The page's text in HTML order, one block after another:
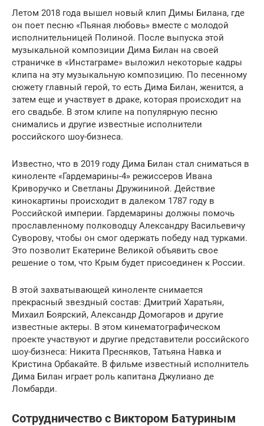
Летом 2018 года вышел новый клип Димы Билана, где
он поет песню «Пьяная любовь» вместе с молодой
исполнительницей Полиной. После выпуска этой
музыкальной композиции Дима Билан на своей
страничке в «Инстаграме» выложил некоторые кадры
клипа на эту музыкальную композицию. По песенному
сюжету главный герой, то есть Дима Билан, женится, а
затем еще и участвует в драке, которая происходит на
его свадьбе. В этом клипе на популярную песню
снимались и другие известные исполнители
российского шоу-бизнеса.
Известно, что в 2019 году Дима Билан стал сниматься в
киноленте «Гардемарины-4» режиссеров Ивана
Криворучко и Светланы Дружининой. Действие
кинокартины происходит в далеком 1787 году в
Российской империи. Гардемарины должны помочь
прославленному полководцу Александру Васильевичу
Суворову, чтобы он смог одержать победу над турками.
Это позволит Екатерине Великой объявить свое
решение о том, что Крым будет присоединен к России.
В этой захватывающей киноленте снимается
прекрасный звездный состав: Дмитрий Харатьян,
Михаил Боярский, Александр Домогаров и другие
известные актеры. В этом кинематографическом
проекте участвуют и другие представители российского
шоу-бизнеса: Никита Пресняков, Татьяна Навка и
Кристина Орбакайте. В фильме известный исполнитель
Дима Билан играет роль капитана Джулиано де
Ломбарди.
Сотрудничество с Виктором Батуриным